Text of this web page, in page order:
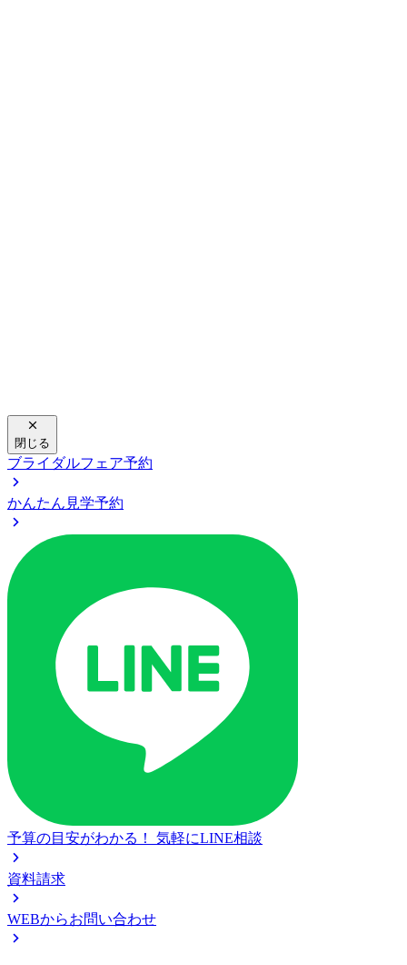
閉じる
ブライダルフェア予約
かんたん見学予約
予算の目安がわかる！ 気軽にLINE相談
資料請求
WEBからお問い合わせ